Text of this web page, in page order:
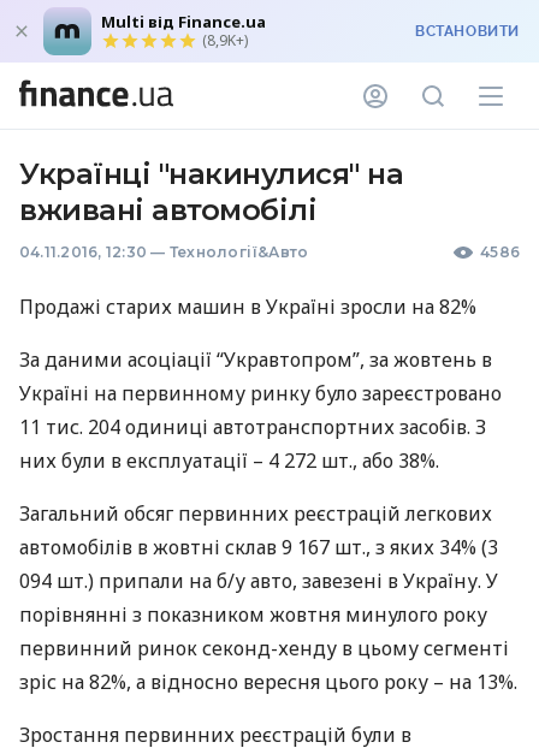
Multi від Finance.ua
(8,9K+) ВСТАНОВИТИ
Українці "накинулися" на
вживані автомобілі
04.11.2016, 12:30 — Технології&Авто 4586
Продажі старих машин в Україні зросли на 82%
За даними асоціації “Укравтопром”, за жовтень в
Україні на первинному ринку було зареєстровано
11 тис. 204 одиниці автотранспортних засобів. З
них були в експлуатації – 4 272 шт., або 38%.
Загальний обсяг первинних реєстрацій легкових
автомобілів в жовтні склав 9 167 шт., з яких 34% (3
094 шт.) припали на б/у авто, завезені в Україну. У
порівнянні з показником жовтня минулого року
первинний ринок секонд-хенду в цьому сегменті
зріс на 82%, а відносно вересня цього року – на 13%.
Зростання первинних реєстрацій були в